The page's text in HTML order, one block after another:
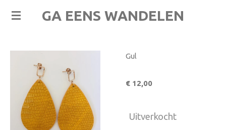
Ga
de
hoofdinhoud
GA EENS WANDELEN
Gul
€ 12,00
Uitverkocht